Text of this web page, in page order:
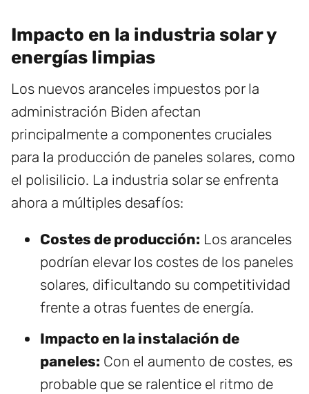
Impacto en la industria solar y
energías limpias
Los nuevos aranceles impuestos por la
administración Biden afectan
principalmente a componentes cruciales
para la producción de paneles solares, como
el polisilicio. La industria solar se enfrenta
ahora a múltiples desafíos:
Costes de producción: Los aranceles
podrían elevar los costes de los paneles
solares, dificultando su competitividad
frente a otras fuentes de energía.
Impacto en la instalación de
paneles: Con el aumento de costes, es
probable que se ralentice el ritmo de